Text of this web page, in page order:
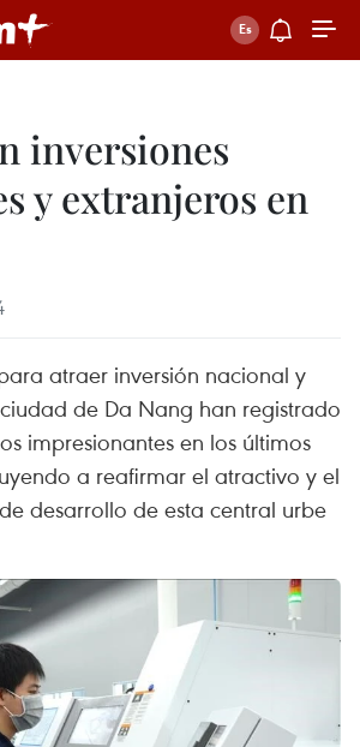
inversiones
y extranjeros en
atraer inversión nacional y
de Da Nang han registrado
impresionantes en los últimos
a reafirmar el atractivo y el
desarrollo de esta central urbe